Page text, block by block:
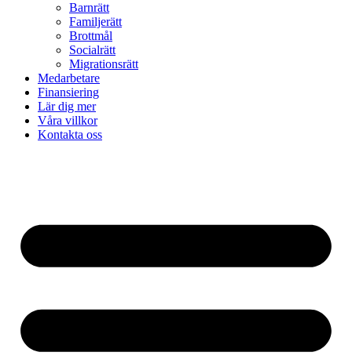
Barnrätt
Familjerätt
Brottmål
Socialrätt
Migrationsrätt
Medarbetare
Finansiering
Lär dig mer
Våra villkor
Kontakta oss